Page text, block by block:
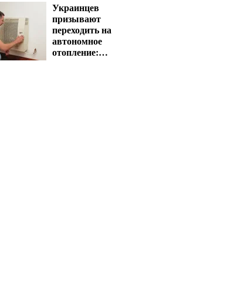
Украинцев
призывают
переходить на
автономное
отопление: